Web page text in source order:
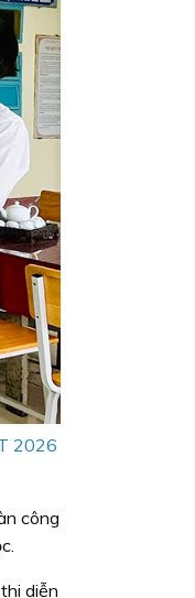
2026
công
diễn